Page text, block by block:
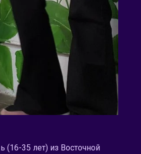
(16-35 лет) из Восточной